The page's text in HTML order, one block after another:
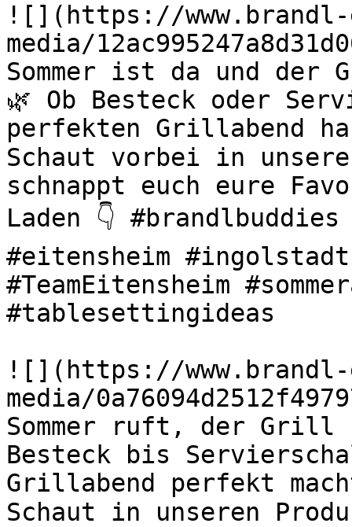
![](https://
media/
Sommer ist da und
🌿 Ob Besteck oder
perfekten Grillabend
Schaut vorbei in
schnappt euch eure
Laden 👇
#eitensheim
#TeamEitensheim
#tablesettingideas
![](https://
media/
Sommer ruft, der Grill
Besteck bis
Grillabend perfekt
Schaut in unseren